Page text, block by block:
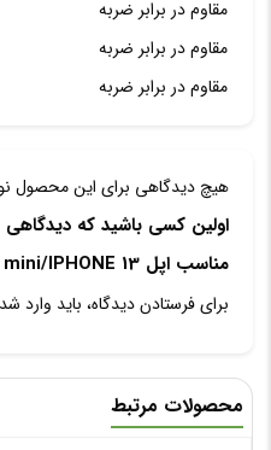
مقاوم در برابر ضربه
مقاوم در برابر ضربه
مقاوم در برابر ضربه
هیچ دیدگاهی برای این محصول
اولین کسی باشید که
مناسب اپل iPhone 13 mini/IPHONE 13”
برای فرستادن دیدگاه، باید وارد
محصولات مرتبط